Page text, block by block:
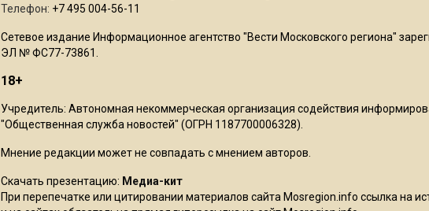
Телефон: +7 495 004-56-11
Сетевое издание Информационное агентство "Вести Московского региона"
ЭЛ № ФС77-73861.
18+
Учредитель: Автономная некоммерческая организация содействия
"Общественная служба новостей" (ОГРН 1187700006328).
Мнение редакции может не совпадать с мнением авторов.
Скачать презентацию: Медиа-кит
При перепечатке или цитировании материалов сайта Mosregion.info ссылка на